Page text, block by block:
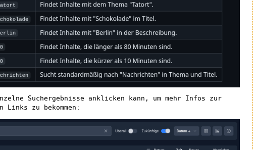
Suchergebnisse anklicken kann, um mehr Infos zur
zu bekommen: